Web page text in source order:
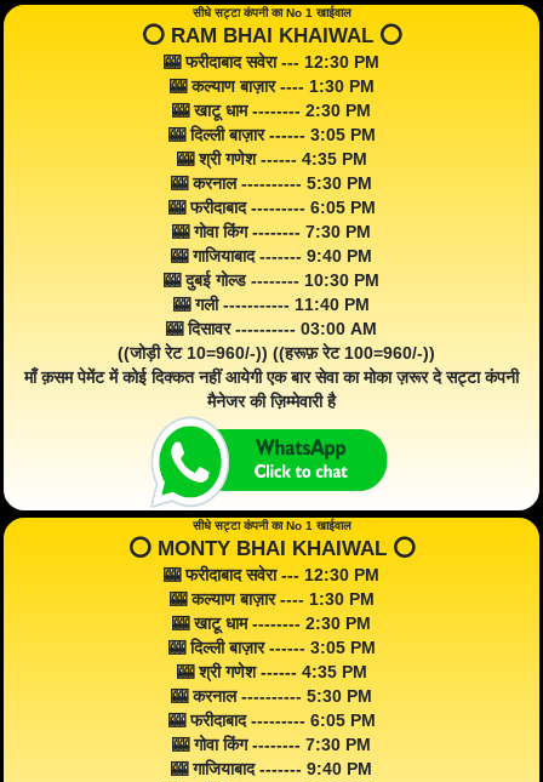
सीधे सट्टा कंपनी का No 1 खाईवाल
⭕️ RAM BHAI KHAIWAL ⭕️
🎰 फरीदाबाद सवेरा --- 12:30 PM
🎰 कल्याण बाज़ार ---- 1:30 PM
🎰 खाटू धाम -------- 2:30 PM
🎰 दिल्ली बाज़ार ------ 3:05 PM
🎰 श्री गणेश ------ 4:35 PM
🎰 करनाल ---------- 5:30 PM
🎰 फरीदाबाद --------- 6:05 PM
🎰 गोवा किंग -------- 7:30 PM
🎰 गाजियाबाद ------- 9:40 PM
🎰 दुबई गोल्ड -------- 10:30 PM
🎰 गली ----------- 11:40 PM
🎰 दिसावर ---------- 03:00 AM
((जोड़ी रेट 10=960/-)) ((हरूफ़ रेट 100=960/-))
माँ क़सम पेमेंट में कोई दिक्कत नहीं आयेगी एक बार सेवा का मोका ज़रूर दे सट्टा कंपनी
मैनेजर की ज़िम्मेवारी है
सीधे सट्टा कंपनी का No 1 खाईवाल
⭕️ MONTY BHAI KHAIWAL ⭕️
🎰 फरीदाबाद सवेरा --- 12:30 PM
🎰 कल्याण बाज़ार ---- 1:30 PM
🎰 खाटू धाम -------- 2:30 PM
🎰 दिल्ली बाज़ार ------ 3:05 PM
🎰 श्री गणेश ------ 4:35 PM
🎰 करनाल ---------- 5:30 PM
🎰 फरीदाबाद --------- 6:05 PM
🎰 गोवा किंग -------- 7:30 PM
🎰 गाजियाबाद ------- 9:40 PM